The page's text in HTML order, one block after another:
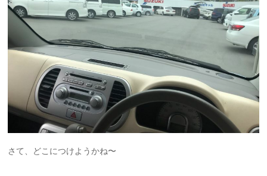
さて、どこにつけようかね〜